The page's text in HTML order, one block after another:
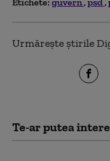
Urmărește știrile
Te-ar putea